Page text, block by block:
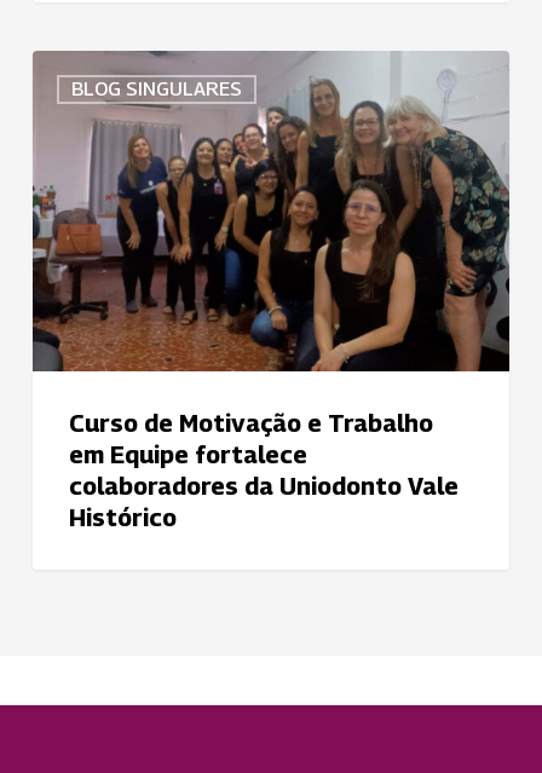
BLOG SINGULARES
Motivação
Trabalho
em
Equipe
fortalece
colaboradores
da
Uniodonto
Curso de Motivação e Trabalho
em Equipe fortalece
colaboradores da Uniodonto Vale
Histórico